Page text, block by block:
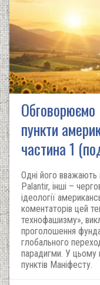
пункти
частина 1
Одні його вважають
Palantir, інші –
ідеології
коментаторів цей
технофашизму»,
проголошення
глобального
парадигми. У цьому
пунктів Маніфесту.